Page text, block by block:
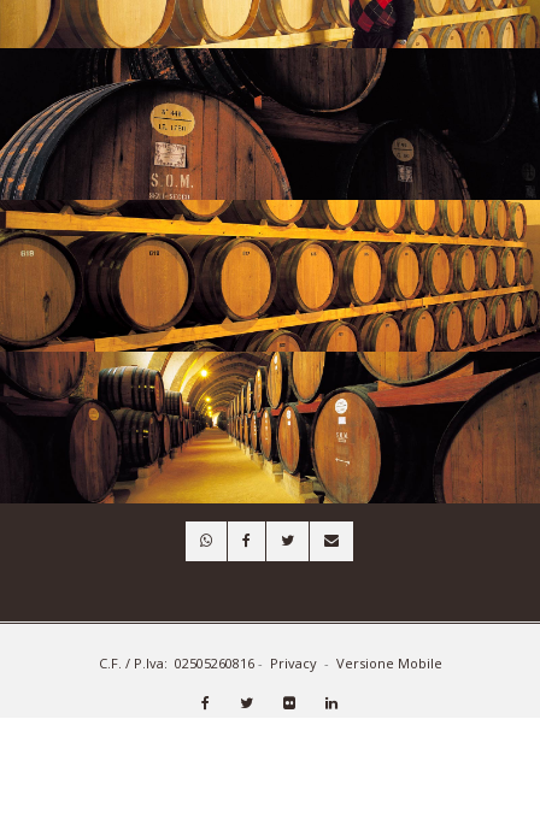
CONTATTI
Li Causi Srl - Mastri Bottai
C/da San Silvestro, Via Favara 452/H
91025 - Marsala
Trapani - Italia
C.F. / P.Iva: 02505260816
Tel: +39 0923 721320
Fax: +39 0923 722098
info@licausi.it
CONDIVIDI SU
C.F. / P.Iva: 02505260816- Privacy - Versione Mobile